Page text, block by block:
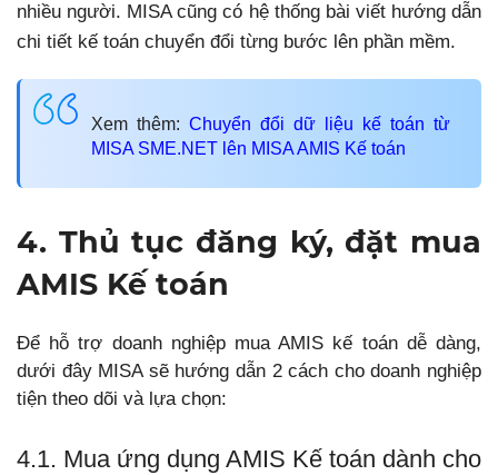
nhiều người. MISA cũng có hệ thống bài viết hướng dẫn
chi tiết kế toán chuyển đổi từng bước lên phần mềm.
Xem thêm: Chuyển đổi dữ liệu kế toán từ
MISA SME.NET lên MISA AMIS Kế toán
4. Thủ tục đăng ký, đặt mua
AMIS Kế toán
Để hỗ trợ doanh nghiệp mua AMIS kế toán dễ dàng,
dưới đây MISA sẽ hướng dẫn 2 cách cho doanh nghiệp
tiện theo dõi và lựa chọn:
4.1. Mua ứng dụng AMIS Kế toán dành cho